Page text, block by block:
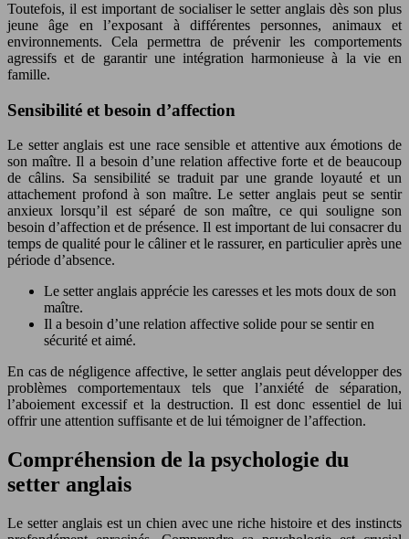
Toutefois, il est important de socialiser le setter anglais dès son plus
jeune âge en l’exposant à différentes personnes, animaux et
environnements. Cela permettra de prévenir les comportements
agressifs et de garantir une intégration harmonieuse à la vie en
famille.
Sensibilité et besoin d’affection
Le setter anglais est une race sensible et attentive aux émotions de
son maître. Il a besoin d’une relation affective forte et de beaucoup
de câlins. Sa sensibilité se traduit par une grande loyauté et un
attachement profond à son maître. Le setter anglais peut se sentir
anxieux lorsqu’il est séparé de son maître, ce qui souligne son
besoin d’affection et de présence. Il est important de lui consacrer du
temps de qualité pour le câliner et le rassurer, en particulier après une
période d’absence.
Le setter anglais apprécie les caresses et les mots doux de son
maître.
Il a besoin d’une relation affective solide pour se sentir en
sécurité et aimé.
En cas de négligence affective, le setter anglais peut développer des
problèmes comportementaux tels que l’anxiété de séparation,
l’aboiement excessif et la destruction. Il est donc essentiel de lui
offrir une attention suffisante et de lui témoigner de l’affection.
Compréhension de la psychologie du
setter anglais
Le setter anglais est un chien avec une riche histoire et des instincts